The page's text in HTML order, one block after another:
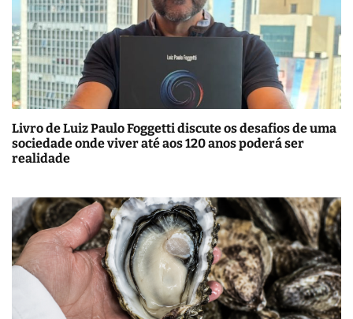
Livro de Luiz Paulo Foggetti discute os desafios de uma
sociedade onde viver até aos 120 anos poderá ser
realidade